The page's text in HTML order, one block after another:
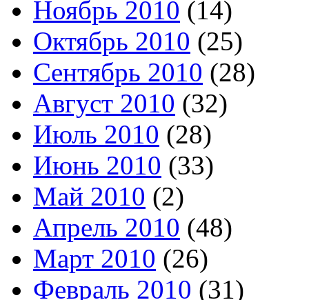
Ноябрь 2010 (14)
Октябрь 2010 (25)
Сентябрь 2010 (28)
Август 2010 (32)
Июль 2010 (28)
Июнь 2010 (33)
Май 2010 (2)
Апрель 2010 (48)
Март 2010 (26)
Февраль 2010 (31)